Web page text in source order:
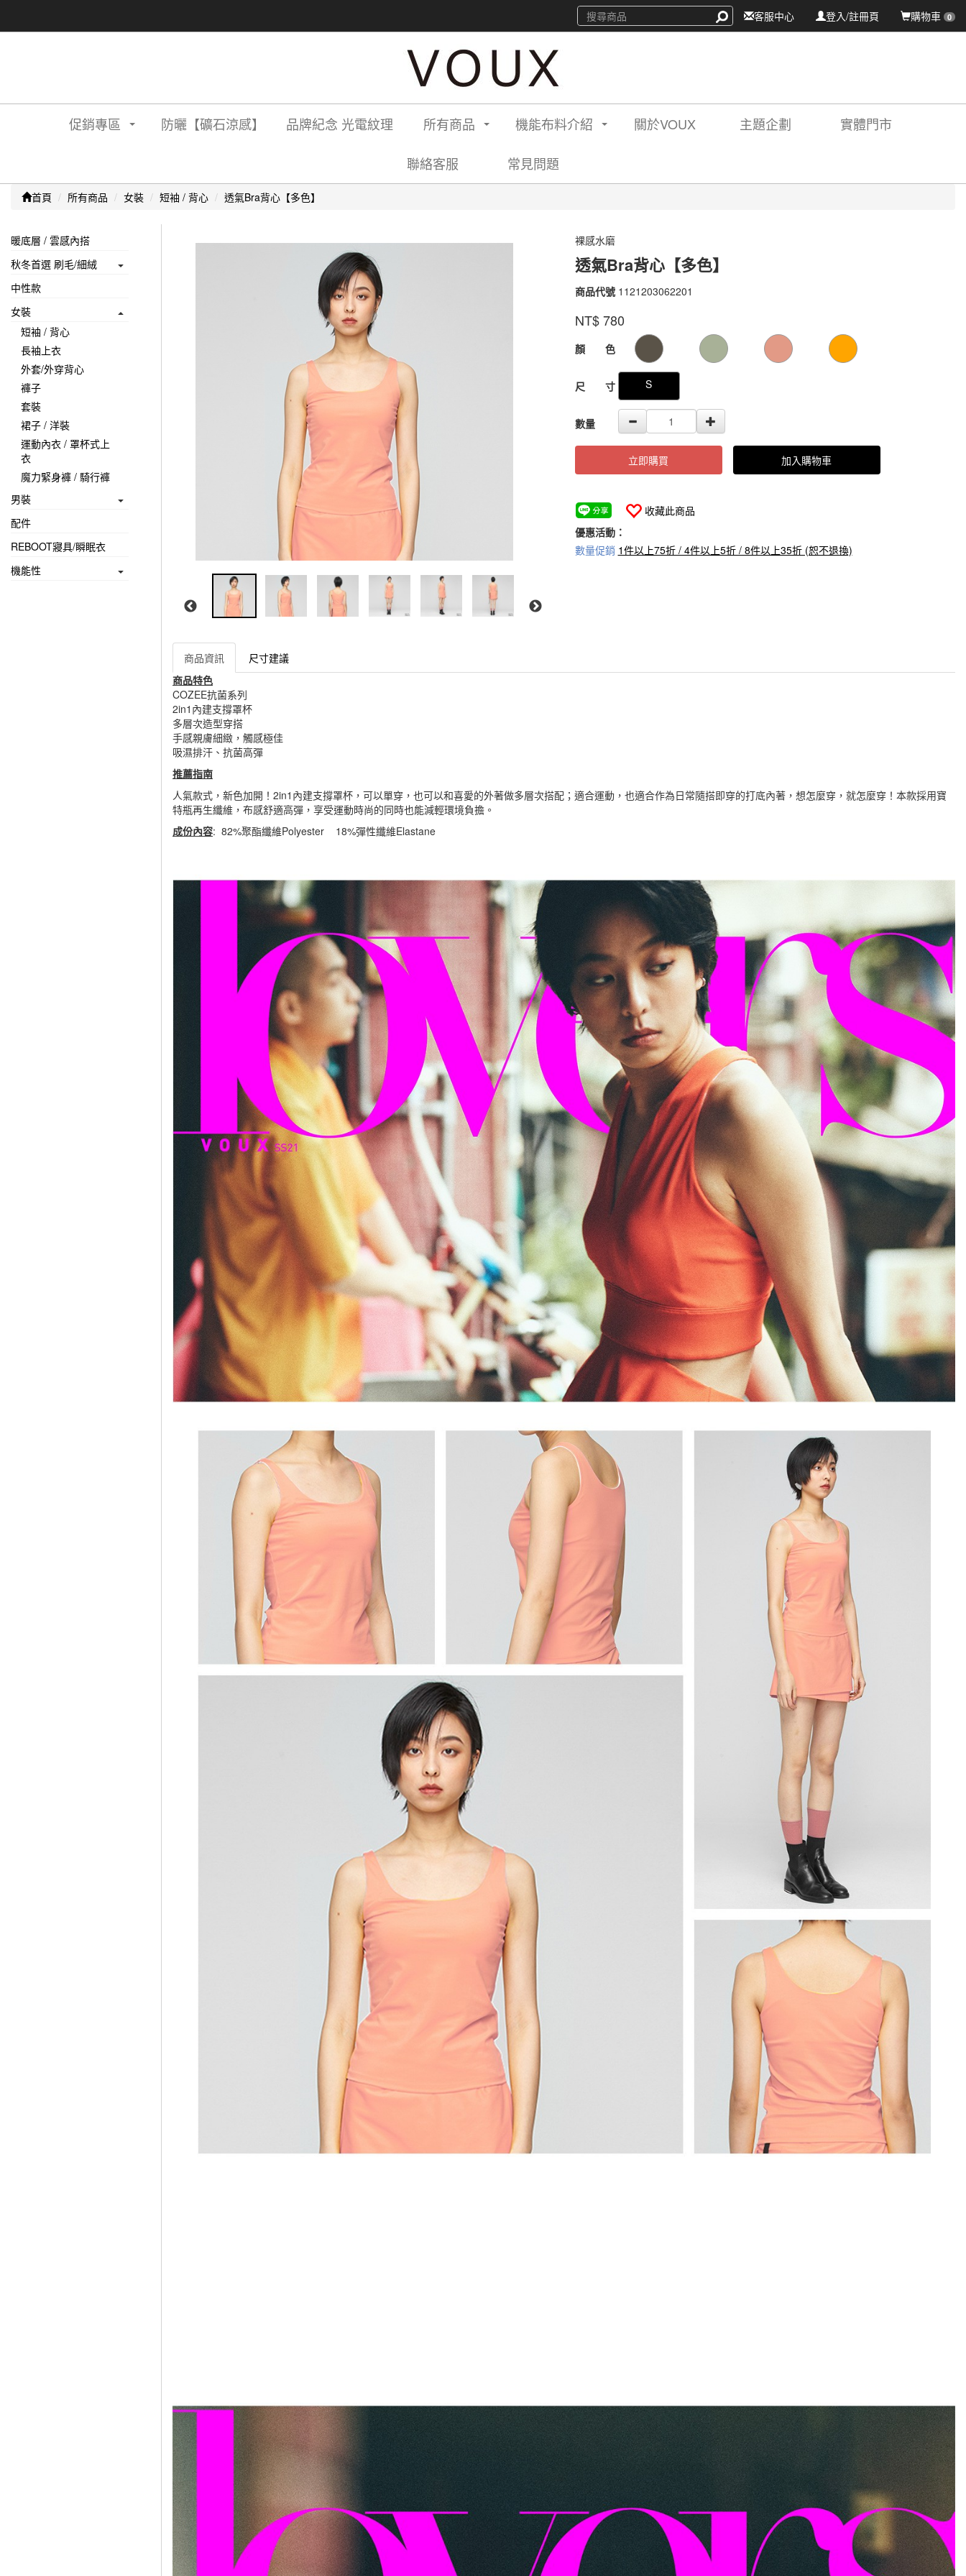
購物車 0
登入/註冊頁
客服中心
促銷專區 防曬【礦石涼感】 品牌紀念 光電紋理 所有商品 機能布料介紹 關於VOUX 主題企劃 實體門市
聯絡客服 常見問題
首頁 所有商品 女裝 短袖 / 背心 透氣Bra背心【多色】
暖底層 / 雲感內搭
秋冬首選 刷毛/細絨
中性款
女裝
短袖 / 背心
長袖上衣
外套/外穿背心
褲子
套裝
裙子 / 洋裝
運動內衣 / 罩杯式上
衣
魔力緊身褲 / 騎行褲
男裝
配件
REBOOT寢具/瞬眠衣
機能性
裸感水磨
透氣Bra背心【多色】
商品代號 1121203062201
1121203062201
品牌
VOUX
NT$780
GOODS000000000000000006692 GOODS000000000000000006689
顏 色
尺 寸 S
數量
立即購買 加入購物車
收藏此商品
優惠活動：
數量促銷 1件以上75折 / 4件以上5折 / 8件以上35折 (恕不退換)
商品資訊
尺寸建議
商品特色
COZEE抗菌系列
2in1內建支撐罩杯
多層次造型穿搭
手感親膚細緻，觸感極佳
吸濕排汗、抗菌高彈
推薦指南
人氣款式，新色加開！2in1內建支撐罩杯，可以單穿，也可以和喜愛的外著做多層次搭配；適合運動，也適合作為日常隨搭即穿的打底內著，想怎麼穿，就怎麼穿！本款採用寶
特瓶再生纖維，布感舒適高彈，享受運動時尚的同時也能減輕環境負擔。
成份內容: 82%聚酯纖維Polyester 18%彈性纖維Elastane